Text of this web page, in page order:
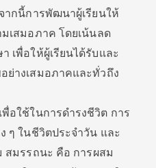
ากนี้การพัฒนาผู้เรียนให้
เสมอภาค โดยเน้นลด
เพื่อให้ผู้เรียนได้รับและ
ย่างเสมอภาคและทั่วถึง
อใช้ในการดำรงชีวิต การ
ๆ ในชีวิตประจำวัน และ
สมรรถนะ คือ การผสม